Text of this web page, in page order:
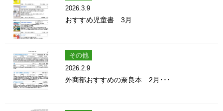
2026.3.9
おすすめ児童書 3月
その他
2026.2.9
外商部おすすめの奈良本 2月･･･